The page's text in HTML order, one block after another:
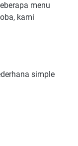
menu
kami
simple